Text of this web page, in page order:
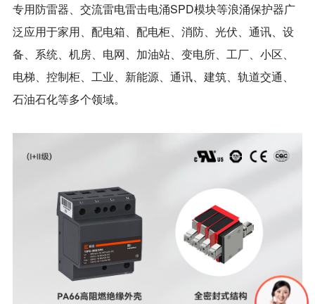
专用防雷器、交流雷电雷击电涌SPD模块等浪涌保护器广
泛应用于家用、配电箱、配电柜、消防、光伏、通讯、设
备、系统、机房、电网、加油站、变电所、工厂、小区、
电梯、控制柜、工业、新能源、通讯、建筑、轨道交通、
石油石化等多个领域。